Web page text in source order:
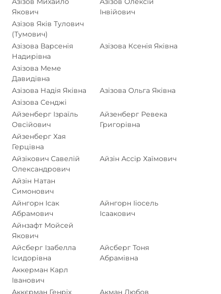
Якович
Інвійович
Азізов Яків Тулович
(Тумович)
Азізова Варсенія
Надирівна
Азізова Ксенія Яківна
Азізова Меме
Давидівна
Азізова Надія Яківна
Азізова Ольга Яківна
Азізова Сенджі
Айзенберг Ізраїль
Овсійович
Айзенберг Ревека
Григорівна
Айзенберг Хая
Герцівна
Айзікович Савелій
Олександрович
Айзін Ассір Хаїмович
Айзін Натан
Симонович
Айнгорн Ісак
Абрамович
Айнгорн Ііосель
Ісаакович
Айнзафт Мойсей
Якович
Айсберг Ізабелла
Ісидорівна
Айсберг Тоня
Абрамівна
Аккерман Карл
Іванович
Аккєрман Генріх
Акман Любов